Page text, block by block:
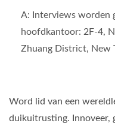
A: Interviews worden
hoofdkantoor: 2F-4,
Zhuang District, New
Word lid van een
duikuitrusting. Innoveer,